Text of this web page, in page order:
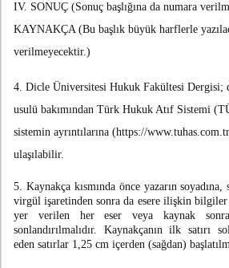
IV. SONUÇ (Sonuç başlığına da numara
KAYNAKÇA (Bu başlık büyük harflerle
verilmeyecektir.)
4. Dicle Üniversitesi Hukuk Fakültesi Dergisi;
usulü bakımından Türk Hukuk Atıf Sistemi
sistemin ayrıntılarına (https://
ulaşılabilir.
5. Kaynakça kısmında önce yazarın
virgül işaretinden sonra da esere ilişkin bilgiler
yer verilen her eser veya kaynak
sonlandırılmalıdır. Kaynakçanın ilk satırı
eden satırlar 1,25 cm içerden (sağdan)